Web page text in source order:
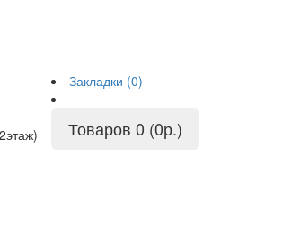
Закладки (0)
Товаров 0 (0р.)